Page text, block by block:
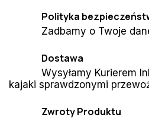
Polityka
Zadbamy o Twoje
Dostawa
Wysyłamy Kurierem
kajaki sprawdzonymi
Zwroty Produktu